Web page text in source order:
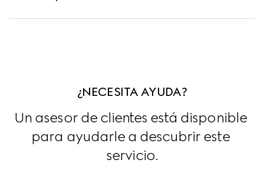
¿NECESITA AYUDA?
Un asesor de clientes está disponible
para ayudarle a descubrir este
servicio.